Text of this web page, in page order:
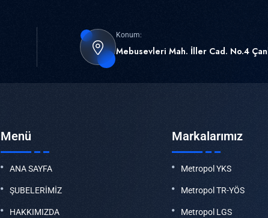
Konum:
Mebusevleri Mah. İller Cad. No.4
Menü
ANA SAYFA
ŞUBELERİMİZ
HAKKIMIZDA
Markalarımız
Metropol YKS
Metropol TR-YÖS
Metropol LGS